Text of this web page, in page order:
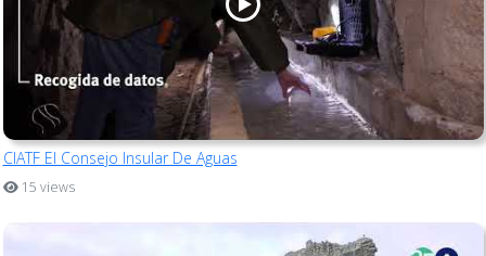
CIATF El Consejo Insular De Aguas
15 views